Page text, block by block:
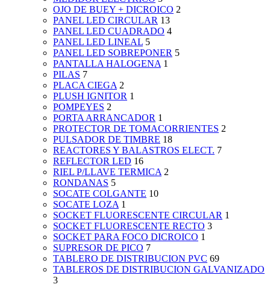
OJO DE BUEY + DICROICO 2
PANEL LED CIRCULAR 13
PANEL LED CUADRADO 4
PANEL LED LINEAL 5
PANEL LED SOBREPONER 5
PANTALLA HALOGENA 1
PILAS 7
PLACA CIEGA 2
PLUSH IGNITOR 1
POMPEYES 2
PORTA ARRANCADOR 1
PROTECTOR DE TOMACORRIENTES 2
PULSADOR DE TIMBRE 18
REACTORES Y BALASTROS ELECT. 7
REFLECTOR LED 16
RIEL P/LLAVE TERMICA 2
RONDANAS 5
SOCATE COLGANTE 10
SOCATE LOZA 1
SOCKET FLUORESCENTE CIRCULAR 1
SOCKET FLUORESCENTE RECTO 3
SOCKET PARA FOCO DICROICO 1
SUPRESOR DE PICO 7
TABLERO DE DISTRIBUCION PVC 69
TABLEROS DE DISTRIBUCION GALVANIZADO
3